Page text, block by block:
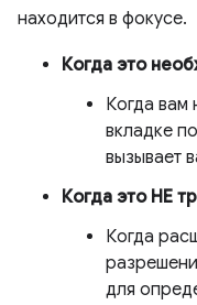
находится в фокусе.
Когда это
Когда вам
вкладке
вызывает
Когда это НЕ
Когда
для